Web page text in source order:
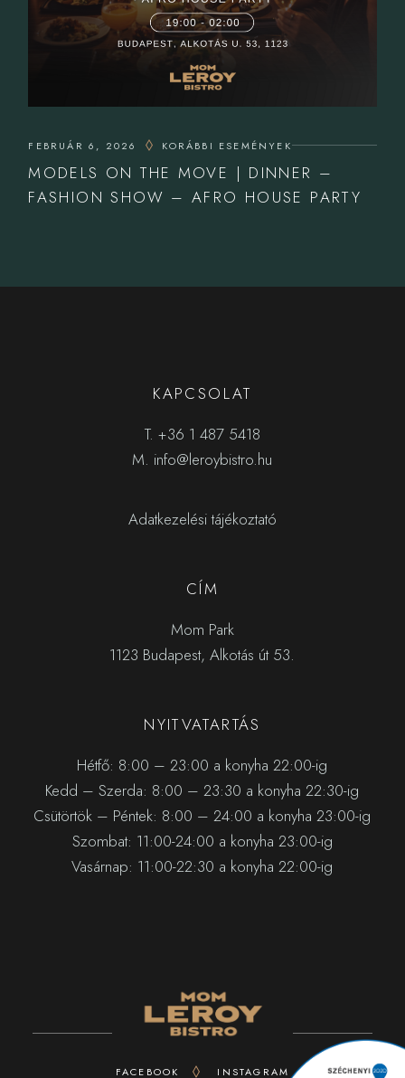
FEBRUÁR 6, 2026 KORÁBBI ESEMÉNYEK
MODELS ON THE MOVE | DINNER –
FASHION SHOW – AFRO HOUSE PARTY
KAPCSOLAT
T. +36 1 487 5418
M. info@leroybistro.hu
Adatkezelési tájékoztató
CÍM
Mom Park
1123 Budapest, Alkotás út 53.
NYITVATARTÁS
Hétfő: 8:00 – 23:00 a konyha 22:00-ig
Kedd – Szerda: 8:00 – 23:30 a konyha 22:30-ig
Csütörtök – Péntek: 8:00 – 24:00 a konyha 23:00-ig
Szombat: 11:00-24:00 a konyha 23:00-ig
Vasárnap: 11:00-22:30 a konyha 22:00-ig
FACEBOOK INSTAGRAM